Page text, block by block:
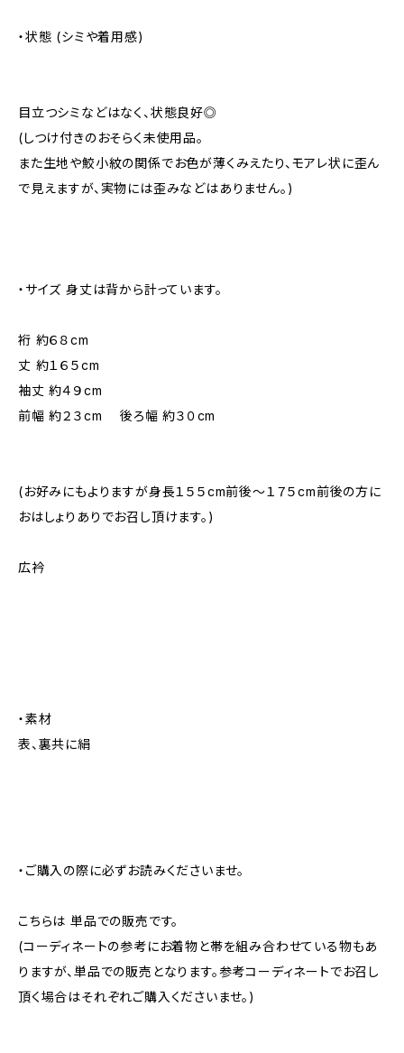
・状態 (シミや着用感)
目立つシミなどはなく、状態良好◎
(しつけ付きのおそらく未使用品。
また生地や鮫小紋の関係でお色が薄くみえたり、モアレ状に歪ん
で見えますが、実物には歪みなどはありません。)
・サイズ 身丈は背から計っています。
裄 約６８cm
丈 約１６５cm
袖丈 約４９cm
前幅 約２３cm 後ろ幅 約３０cm
(お好みにもよりますが身長１５５cm前後～１７５cm前後の方に
おはしょりありでお召し頂けます。)
広衿
・素材
表、裏共に絹
・ご購入の際に必ずお読みくださいませ。
こちらは 単品での販売です。
(コーディネートの参考にお着物と帯を組み合わせている物もあ
りますが、単品での販売となります。参考コーディネートでお召し
頂く場合はそれぞれご購入くださいませ。)